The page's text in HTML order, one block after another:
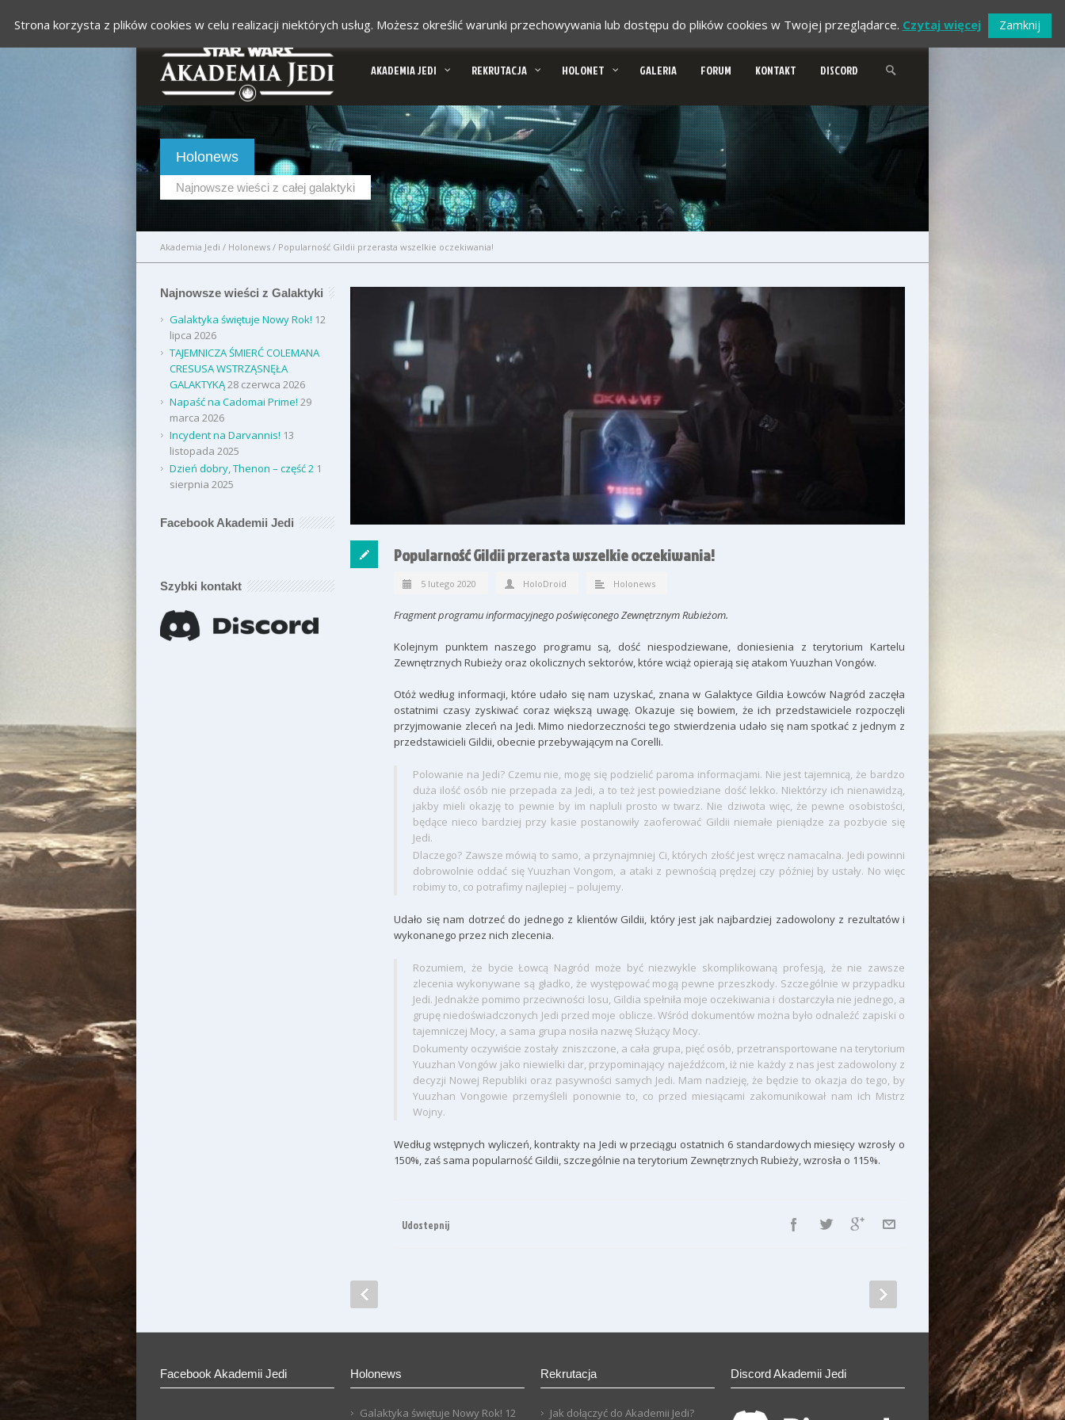
AKADEMIA JEDI REKRUTACJA HOLONET GALERIA FORUM KONTAKT DISCORD
Holonews
Najnowsze wieści z całej galaktyki
Akademia Jedi / Holonews / Popularność Gildii przerasta wszelkie oczekiwania!
Popularność Gildii przerasta wszelkie oczekiwania!
5 lutego 2020 HoloDroid Holonews
Fragment programu informacyjnego poświęconego Zewnętrznym Rubieżom.
Kolejnym punktem naszego programu są, dość niespodziewane, doniesienia z terytorium Kartelu
Zewnętrznych Rubieży oraz okolicznych sektorów, które wciąż opierają się atakom Yuuzhan Vongów.
Otóż według informacji, które udało się nam uzyskać, znana w Galaktyce Gildia Łowców Nagród zaczęła
ostatnimi czasy zyskiwać coraz większą uwagę. Okazuje się bowiem, że ich przedstawiciele rozpoczęli
przyjmowanie zleceń na Jedi. Mimo niedorzeczności tego stwierdzenia udało się nam spotkać z jednym z
przedstawicieli Gildii, obecnie przebywającym na Corelli.
Polowanie na Jedi? Czemu nie, mogę się podzielić paroma informacjami. Nie jest tajemnicą, że bardzo
duża ilość osób nie przepada za Jedi, a to też jest powiedziane dość lekko. Niektórzy ich nienawidzą,
jakby mieli okazję to pewnie by im napluli prosto w twarz. Nie dziwota więc, że pewne osobistości,
będące nieco bardziej przy kasie postanowiły zaoferować Gildii niemałe pieniądze za pozbycie się
Jedi.
Dlaczego? Zawsze mówią to samo, a przynajmniej Ci, których złość jest wręcz namacalna. Jedi powinni
dobrowolnie oddać się Yuuzhan Vongom, a ataki z pewnością prędzej czy później by ustały. No więc
robimy to, co potrafimy najlepiej – polujemy.
Udało się nam dotrzeć do jednego z klientów Gildii, który jest jak najbardziej zadowolony z rezultatów i
wykonanego przez nich zlecenia.
Rozumiem, że bycie Łowcą Nagród może być niezwykle skomplikowaną profesją, że nie zawsze
zlecenia wykonywane są gładko, że występować mogą pewne przeszkody. Szczególnie w przypadku
Jedi. Jednakże pomimo przeciwności losu, Gildia spełniła moje oczekiwania i dostarczyła nie jednego, a
grupę niedoświadczonych Jedi przed moje oblicze. Wśród dokumentów można było odnaleźć zapiski o
tajemniczej Mocy, a sama grupa nosiła nazwę Służący Mocy.
Dokumenty oczywiście zostały zniszczone, a cała grupa, pięć osób, przetransportowane na terytorium
Yuuzhan Vongów jako niewielki dar, przypominający najeźdźcom, iż nie każdy z nas jest zadowolony z
decyzji Nowej Republiki oraz pasywności samych Jedi. Mam nadzieję, że będzie to okazja do tego, by
Yuuzhan Vongowie przemyśleli ponownie to, co przed miesiącami zakomunikował nam ich Mistrz
Wojny.
Według wstępnych wyliczeń, kontrakty na Jedi w przeciągu ostatnich 6 standardowych miesięcy wzrosły o
150%, zaś sama popularność Gildii, szczególnie na terytorium Zewnętrznych Rubieży, wzrosła o 115%.
Udostepnij
Najnowsze wieści z Galaktyki
Galaktyka świętuje Nowy Rok! 12
lipca 2026
TAJEMNICZA ŚMIERĆ COLEMANA
CRESUSA WSTRZĄSNĘŁA
GALAKTYKĄ28 czerwca 2026
Napaść na Cadomai Prime! 29
marca 2026
Incydent na Darvannis! 13
listopada 2025
Dzień dobry, Thenon – część 2 1
sierpnia 2025
Facebook Akademii Jedi
Szybki kontakt
Facebook Akademii Jedi Holonews
Galaktyka świętuje Nowy Rok! 12
Rekrutacja
Jak dołączyć do Akademii Jedi?
Discord Akademii Jedi
Strona korzysta z plików cookies w celu realizacji niektórych usług. Możesz określić warunki przechowywania lub dostępu do plików cookies w Twojej przeglądarce. Czytaj więcej Zamknij